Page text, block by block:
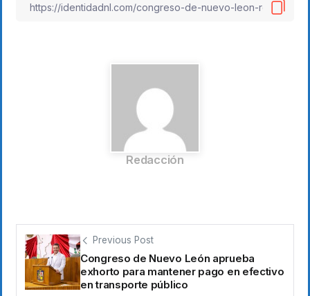
Redacción
Previous Post
Congreso de Nuevo León aprueba
exhorto para mantener pago en efectivo
en transporte público